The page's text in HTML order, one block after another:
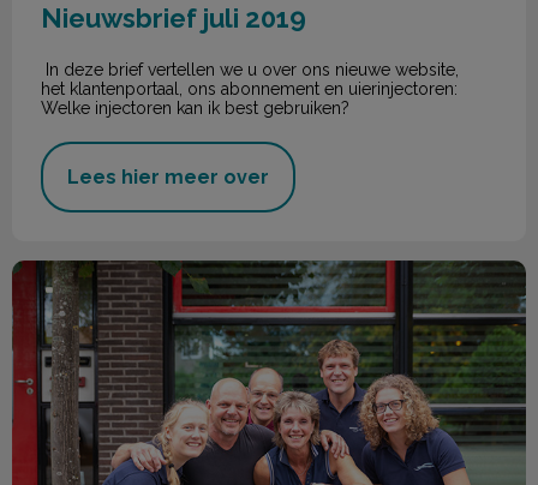
Nieuwsbrief juli 2019
In deze brief vertellen we u over ons nieuwe website,
het klantenportaal, ons abonnement en uierinjectoren:
Welke injectoren kan ik best gebruiken?
Lees hier meer over
Website Lek en Linge